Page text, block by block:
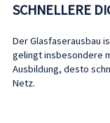
SCHNELLERE
Der Glasfaserausbau
gelingt insbesondere
Ausbildung, desto
Netz.